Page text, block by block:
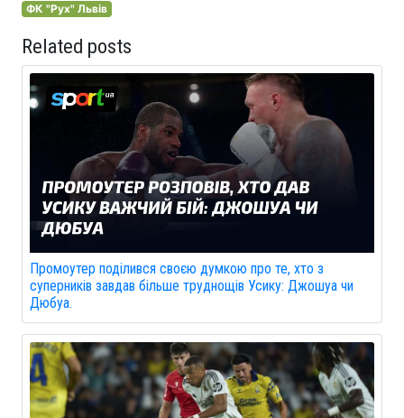
ФК "Рух" Львів
Related posts
Промоутер поділився своєю думкою про те, хто з
суперників завдав більше труднощів Усику: Джошуа чи
Дюбуа.